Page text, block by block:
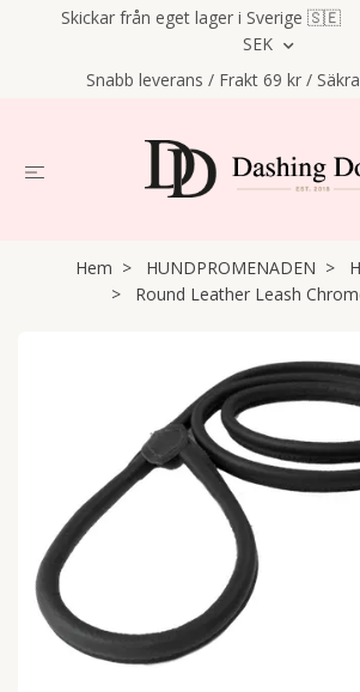
Skickar från eget lager i Sverige 🇸🇪
SEK
Snabb leverans / Frakt 69 kr /
Hem HUNDPROMENADEN
Round Leather Leash